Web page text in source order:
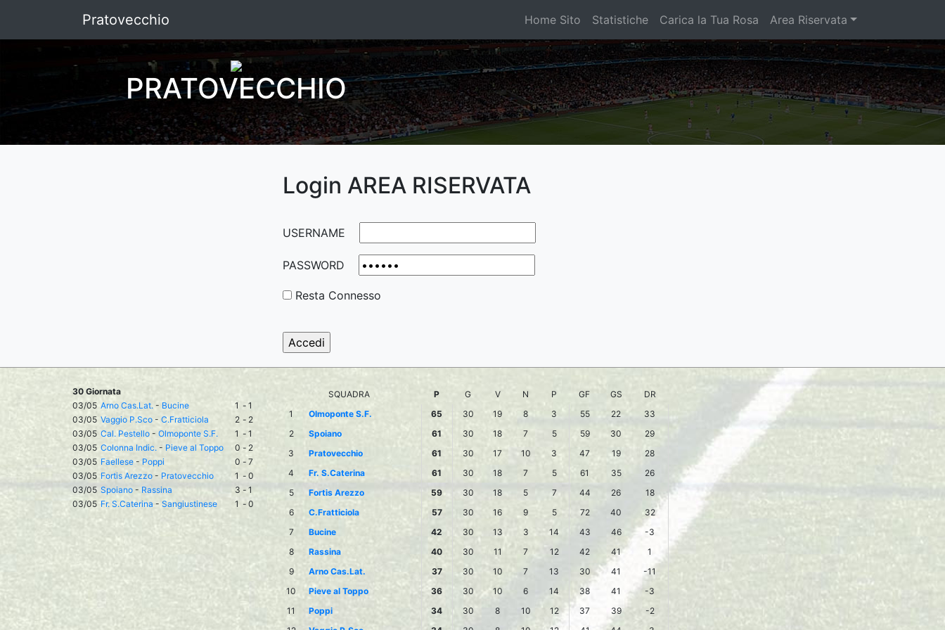
Pratovecchio Home Sito Statistiche Carica la Tua Rosa Area Riservata
PRATOVECCHIO
Login AREA RISERVATA
USERNAME
PASSWORD
Resta Connesso
30 Giornata
03/05 Arno Cas.Lat. - Bucine 1 - 1
03/05 Vaggio P.Sco - C.Fratticiola 2 - 2
03/05 Cal. Pestello - Olmoponte S.F. 1 - 1
03/05 Colonna Indic. - Pieve al Toppo 0 - 2
03/05 Faellese - Poppi 0 - 7
03/05 Fortis Arezzo - Pratovecchio 1 - 0
03/05 Spoiano - Rassina 3 - 1
03/05 Fr. S.Caterina - Sangiustinese 1 - 0
SQUADRA P G V N P GF GS
DR
1
Olmoponte S.F. 65 30 19 8 3 55 22
33
2
Spoiano 61 30 18 7 5 59 30
29
3
Pratovecchio 61 30 17 10 3 47 19
28
4
Fr. S.Caterina 61 30 18 7 5 61 35
26
5
Fortis Arezzo 59 30 18 5 7 44 26
18
6
C.Fratticiola 57 30 16 9 5 72 40
32
7
Bucine 42 30 13 3 14 43 46
-3
8
Rassina 40 30 11 7 12 42 41
1
9
Arno Cas.Lat. 37 30 10 7 13 30 41
-11
10
Pieve al Toppo 36 30 10 6 14 38 41
-3
11
Poppi 34 30 8 10 12 37 39
-2